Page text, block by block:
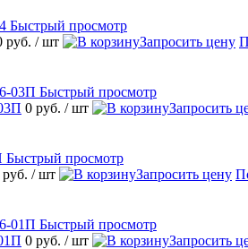
Быстрый просмотр
руб. / шт Запросить цену
Быстрый просмотр
0 руб. / шт Запросить
Быстрый просмотр
руб. / шт Запросить цену
Быстрый просмотр
0 руб. / шт Запросить